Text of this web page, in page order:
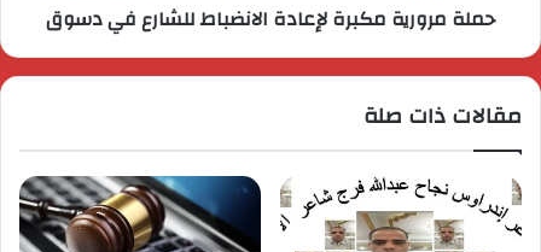
حملة مرورية مكبرة لإعادة الانضباط للشارع في دسوق
مقالات ذات صلة